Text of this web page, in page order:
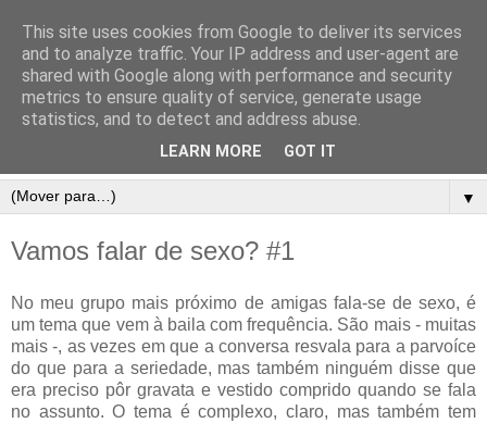
▼
Vamos falar de sexo? #1
No meu grupo mais próximo de amigas fala-se de sexo, é
um tema que vem à baila com frequência. São mais - muitas
mais -, as vezes em que a conversa resvala para a parvoíce
do que para a seriedade, mas também ninguém disse que
era preciso pôr gravata e vestido comprido quando se fala
no assunto. O tema é complexo, claro, mas também tem
This site uses cookies from Google to deliver its services
and to analyze traffic. Your IP address and user-agent are
shared with Google along with performance and security
metrics to ensure quality of service, generate usage
statistics, and to detect and address abuse.
LEARN MORE GOT IT